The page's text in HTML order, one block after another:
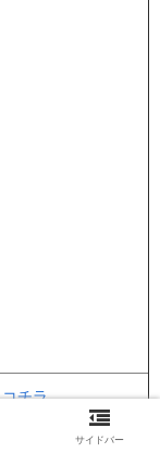
コチラ
サイドバー